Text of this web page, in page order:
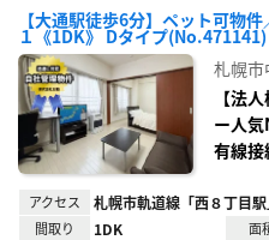
【大通駅徒歩6分】ペット可物
１《1DK》 Dタイプ(No.471141)
札幌市
【法
ー人
有線
アクセス 札幌市軌道線「西８丁目
間取り 1DK 面